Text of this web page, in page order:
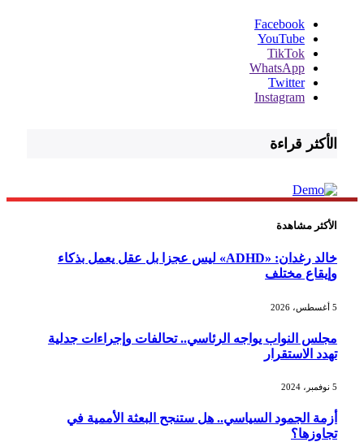
Facebook
YouTube
TikTok
WhatsApp
Twitter
Instagram
الأكثر قراءة
الأكثر مشاهدة
خالد رغدان: «ADHD» ليس عجزا بل عقل يعمل بذكاء
وإيقاع مختلف
مجلس النواب يواجه الرئاسي.. تحالفات وإجراءات جدلية
تهدد الاستقرار
أزمة الجمود السياسي.. هل ستنجح البعثة الأممية في
تجاوزها؟